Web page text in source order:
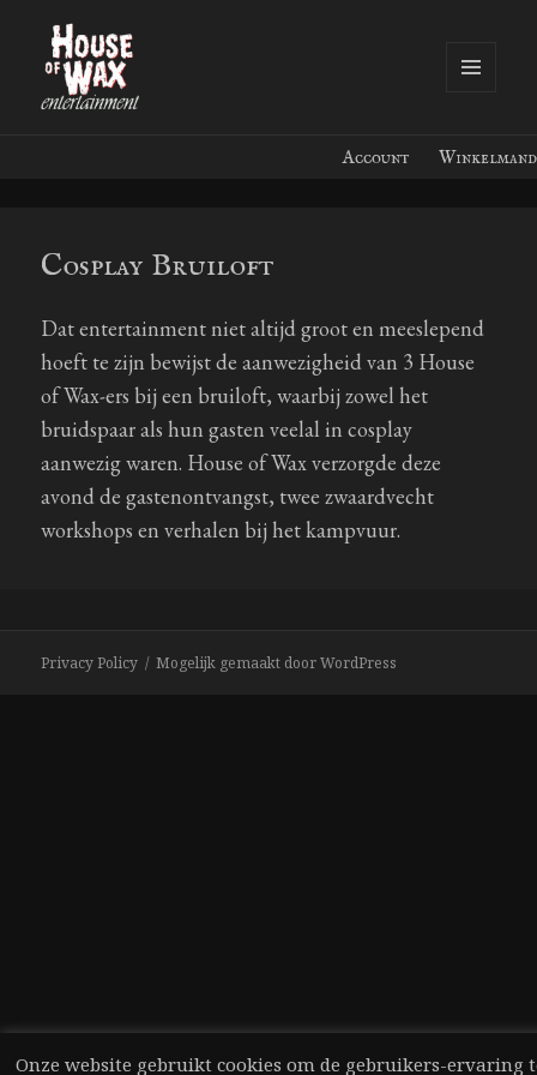
House of Wax Entertainment
Account Winkelmand
Cosplay Bruiloft
Dat entertainment niet altijd groot en meeslepend
hoeft te zijn bewijst de aanwezigheid van 3 House
of Wax-ers bij een bruiloft, waarbij zowel het
bruidspaar als hun gasten veelal in cosplay
aanwezig waren. House of Wax verzorgde deze
avond de gastenontvangst, twee zwaardvecht
workshops en verhalen bij het kampvuur.
Privacy Policy Mogelijk gemaakt door WordPress
Onze website gebruikt cookies om de gebruikers-ervaring